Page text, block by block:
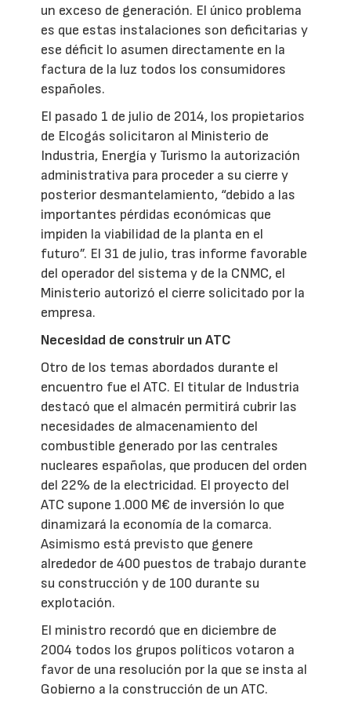
un exceso de generación. El único problema
es que estas instalaciones son deficitarias y
ese déficit lo asumen directamente en la
factura de la luz todos los consumidores
españoles.
El pasado 1 de julio de 2014, los propietarios
de Elcogás solicitaron al Ministerio de
Industria, Energía y Turismo la autorización
administrativa para proceder a su cierre y
posterior desmantelamiento, “debido a las
importantes pérdidas económicas que
impiden la viabilidad de la planta en el
futuro”. El 31 de julio, tras informe favorable
del operador del sistema y de la CNMC, el
Ministerio autorizó el cierre solicitado por la
empresa.
Necesidad de construir un ATC
Otro de los temas abordados durante el
encuentro fue el ATC. El titular de Industria
destacó que el almacén permitirá cubrir las
necesidades de almacenamiento del
combustible generado por las centrales
nucleares españolas, que producen del orden
del 22% de la electricidad. El proyecto del
ATC supone 1.000 M€ de inversión lo que
dinamizará la economía de la comarca.
Asimismo está previsto que genere
alrededor de 400 puestos de trabajo durante
su construcción y de 100 durante su
explotación.
El ministro recordó que en diciembre de
2004 todos los grupos políticos votaron a
favor de una resolución por la que se insta al
Gobierno a la construcción de un ATC.